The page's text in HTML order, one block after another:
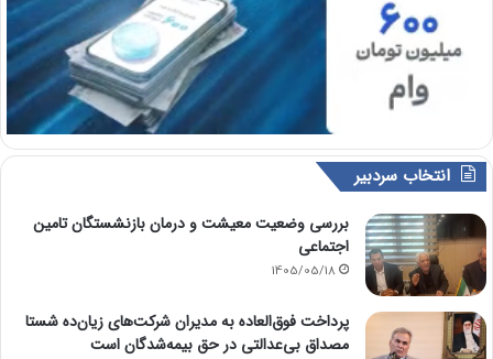
انتخاب سردبیر
بررسی وضعیت معیشت و درمان بازنشستگان تامین
اجتماعی
1405/05/18
پرداخت فوق‌العاده به مدیران شرکت‌های زیان‌ده شستا
مصداق بی‌عدالتی در حق بیمه‌شدگان است